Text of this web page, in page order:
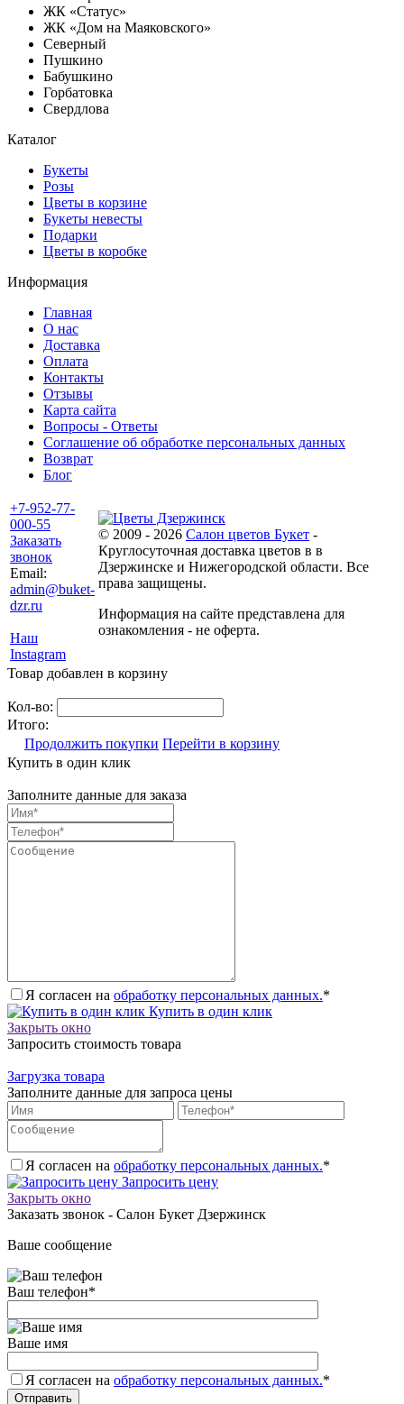
ЖК «Статус»
ЖК «Дом на Маяковского»
Северный
Пушкино
Бабушкино
Горбатовка
Свердлова
Каталог
Букеты
Розы
Цветы в корзине
Букеты невесты
Подарки
Цветы в коробке
Информация
Главная
О нас
Доставка
Оплата
Контакты
Отзывы
Карта сайта
Вопросы - Ответы
Соглашение об обработке персональных данных
Возврат
Блог
+7-952-77-
000-55
Заказать
звонок
Email:
admin@buket-
dzr.ru
Наш
Instagram
© 2009 - 2026 Салон цветов Букет -
Круглосуточная доставка цветов в в
Дзержинске и Нижегородской области. Все
права защищены.
Информация на сайте представлена для
ознакомления - не оферта.
Товар добавлен в корзину
Кол-во:
Итого:
Продолжить покупки Перейти в корзину
Купить в один клик
Заполните данные для заказа
Я согласен на обработку персональных данных.*
Купить в один клик
Закрыть окно
Запросить стоимость товара
Загрузка товара
Заполните данные для запроса цены
Я согласен на обработку персональных данных.*
Запросить цену
Закрыть окно
Заказать звонок - Салон Букет Дзержинск
Ваше сообщение
Ваш телефон*
Ваше имя
Я согласен на обработку персональных данных.*